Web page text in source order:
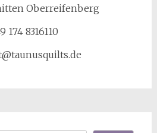
Oberreifenberg
174 8316110